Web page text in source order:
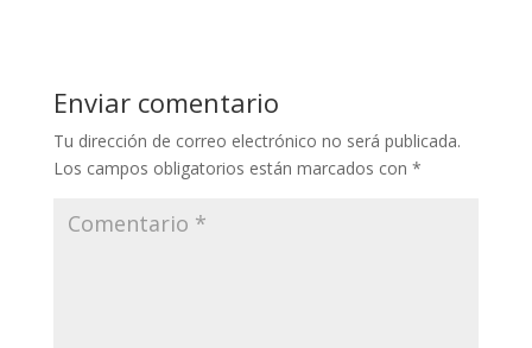
Enviar comentario
Tu dirección de correo electrónico no será publicada.
Los campos obligatorios están marcados con *